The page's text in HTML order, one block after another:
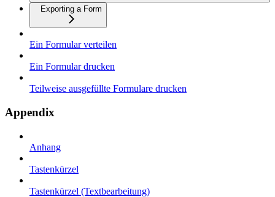
Exporting a Form
Ein Formular verteilen
Ein Formular drucken
Teilweise ausgefüllte Formulare drucken
Appendix
Anhang
Tastenkürzel
Tastenkürzel (Textbearbeitung)